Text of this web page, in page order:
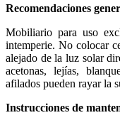
Recomendaciones
Mobiliario para uso
intemperie. No colocar
alejado de la luz solar
acetonas, lejías,
afilados pueden rayar la
Instrucciones de